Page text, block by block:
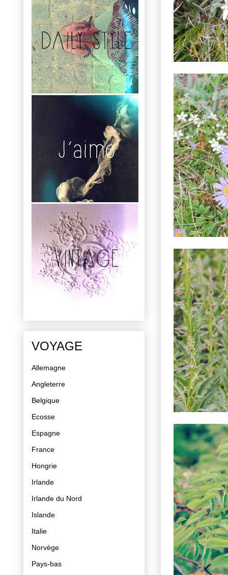
VOYAGE
Allemagne
Angleterre
Belgique
Ecosse
Espagne
France
Hongrie
Irlande
Irlande du Nord
Islande
Italie
Norvège
Pays-bas